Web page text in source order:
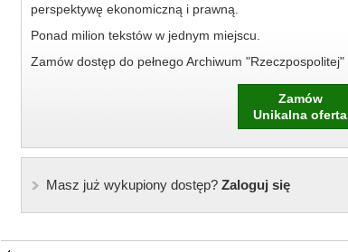
perspektywę ekonomiczną i prawną.
Ponad milion tekstów w jednym miejscu.
Zamów dostęp do pełnego Archiwum "Rzeczpospolitej"
Zamów
Unikalna oferta
Masz już wykupiony dostęp?Zaloguj się